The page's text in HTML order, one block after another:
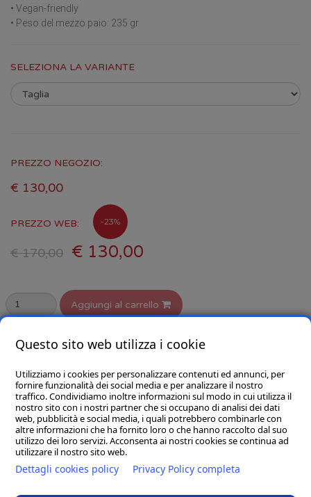
• Vegan-friendly
• Peso del mezzo paio: 235 gr
SELEZIONA LA VARIANTE
PREZZO NEGOZIO:
€ 130,00
-23%
PREZZO WEB:
€ 170,00 € 130,00
Aggiungi al carrello
CHI SIAMO
GOBA.IT
SHOP
Questo sito web utilizza i cookie
Utilizziamo i cookies per personalizzare contenuti ed annunci, per
fornire funzionalità dei social media e per analizzare il nostro
traffico. Condividiamo inoltre informazioni sul modo in cui utilizza il
nostro sito con i nostri partner che si occupano di analisi dei dati
web, pubblicità e social media, i quali potrebbero combinarle con
altre informazioni che ha fornito loro o che hanno raccolto dal suo
utilizzo dei loro servizi. Acconsenta ai nostri cookies se continua ad
utilizzare il nostro sito web.
Dettagli cookies policy Privacy Policy completa